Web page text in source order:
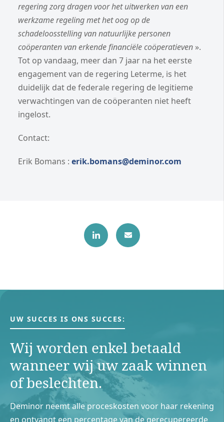
regering zorg dragen voor het uitwerken van een
werkzame regeling met het oog op de
schadeloosstelling van natuurlijke personen
coöperanten van erkende financiële coöperatieven ».
Tot op vandaag, meer dan 7 jaar na het eerste
engagement van de regering Leterme, is het
duidelijk dat de federale regering de legitieme
verwachtingen van de coöperanten niet heeft
ingelost.
Contact:
Erik Bomans : erik.bomans@deminor.com
UW SUCCES IS ONS SUCCES:
Wij worden enkel betaald
wanneer wij uw zaak winnen
of beslechten.
Deminor neemt alle proceskosten voor haar rekening
en ontvangt een percentage van de gerecupereerde